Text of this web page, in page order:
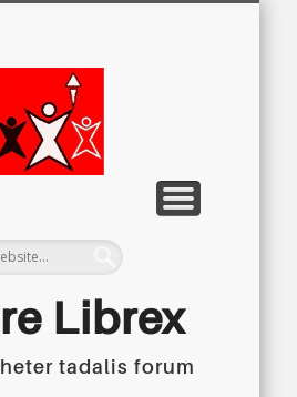
Librex
tadalis forum